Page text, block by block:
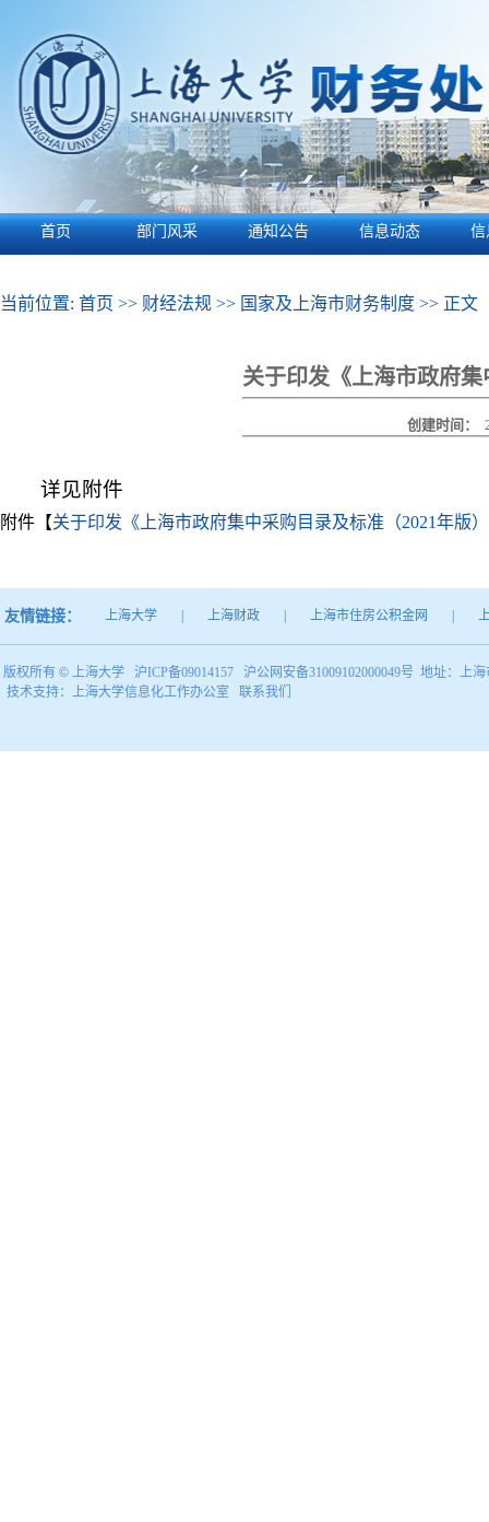
首页 部门风采 通知公告 信息动态 信
当前位置: 首页 >> 财经法规 >> 国家及上海市财务制度 >> 正文
关于印发《上海市政府
创建时间：
详见附件
附件【关于印发《上海市政府集中采购目录及标准（2021年版
友情链接： 上海大学 上海财政 上海市住房公积金网
版权所有 © 上海大学 沪ICP备09014157 沪公网安备31009102000049号 地址：上
技术支持： 上海大学信息化工作办公室 联系我们